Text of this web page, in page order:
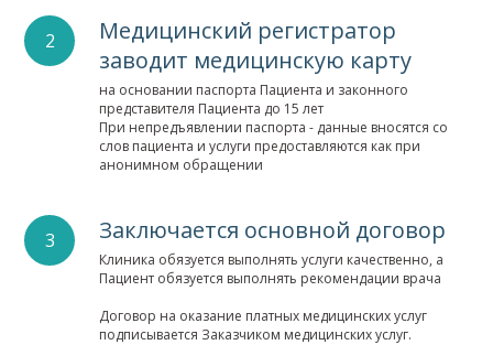
Медицинский регистратор
заводит медицинскую карту
на основании паспорта Пациента и законного
представителя Пациента до 15 лет
При непредъявлении паспорта - данные вносятся со
слов пациента и услуги предоставляются как при
анонимном обращении
Заключается основной договор
Клиника обязуется выполнять услуги качественно, а
Пациент обязуется выполнять рекомендации врача
Договор на оказание платных медицинских услуг
подписывается Заказчиком медицинских услуг.